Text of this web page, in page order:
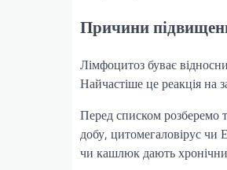
Причини
Лімфоцитоз буває
Найчастіше це реакція на
Перед списком розберемо
добу, цитомегаловірус чи
чи кашлюк дають